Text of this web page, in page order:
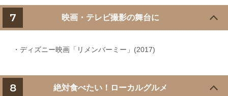
7 映画・テレビ撮影の舞台に
・ディズニー映画「リメンバーミー」(2017)
8 絶対食べたい！ローカルグルメ